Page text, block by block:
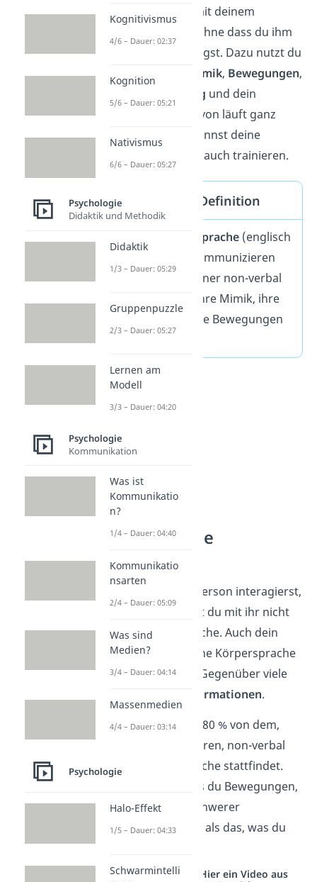
kommunizierst du mit deinem
Gesprächspartner, ohne dass du ihm
etwas mit Worten sagst. Dazu nutzt du
deine
Gestik Mimik, Bewegungen,
Körperhaltung und dein
Auftreten
. Vieles davon läuft ganz
unbewusst ab, du kannst deine
Körpersprache aber auch trainieren.
Körpersprache Definition
Körpersprache(englisch
) kommunizieren
die Gesprächspartner non-verbal
über ihre Gestik, ihre Mimik, ihre
Körperhaltung, ihre Bewegungen
und ihr Auftreten.
Körpersprache
Bedeutung
Wenn du mit einer Person interagierst,
dann kommunizierst du mit ihr nicht
nur über deine Sprache. Auch dein
Verhalten– also deine Körpersprache
– vermittelt deinem Gegenüber viele
Zusatzinformationen.
Es heißt sogar, dass 80 % von dem,
was wir kommunizieren, non-verbal
über die Körpersprache stattfindet.
Das liegt daran, dass du Bewegungen,
Mimik und Gestik schwerer
kontrollieren kannst als das, was du
sagst.
Studyflix vernetzt: Hier ein Video aus
Kognitivismus
4/6 – Dauer: 02:37
Kognition
5/6 – Dauer: 05:21
Nativismus
6/6 – Dauer: 05:27
Psychologie
Didaktik und Methodik
Didaktik
1/3 – Dauer: 05:29
Gruppenpuzzle
2/3 – Dauer: 05:27
Lernen am
Modell
3/3 – Dauer: 04:20
Psychologie
Kommunikation
Was ist
Kommunikatio
n?
1/4 – Dauer: 04:40
Kommunikatio
nsarten
2/4 – Dauer: 05:09
Was sind
Medien?
3/4 – Dauer: 04:14
Massenmedien
4/4 – Dauer: 03:14
Psychologie
Halo-Effekt
1/5 – Dauer: 04:33
Schwarmintelli